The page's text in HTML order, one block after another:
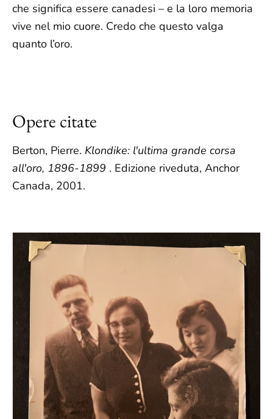
che significa essere canadesi – e la loro memoria
vive nel mio cuore. Credo che questo valga
quanto l’oro.
Opere citate
Berton, Pierre. Klondike: l'ultima grande corsa
all'oro, 1896-1899 . Edizione riveduta, Anchor
Canada, 2001.